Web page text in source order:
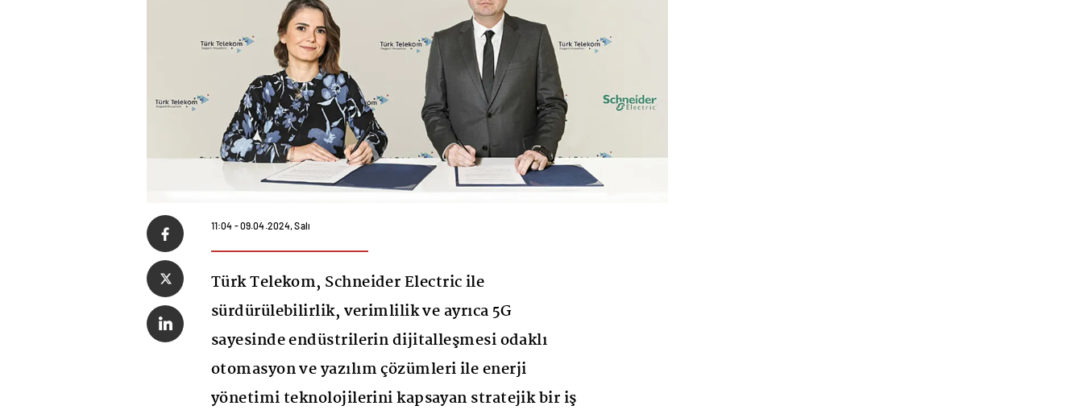
11:04 - 09.04.2024, Salı
Türk Telekom, Schneider Electric ile
sürdürülebilirlik, verimlilik ve ayrıca 5G
sayesinde endüstrilerin dijitalleşmesi odaklı
otomasyon ve yazılım çözümleri ile enerji
yönetimi teknolojilerini kapsayan stratejik bir iş